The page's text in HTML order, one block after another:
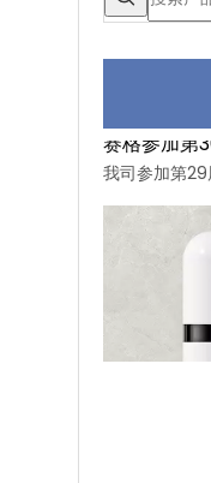
我司参加第